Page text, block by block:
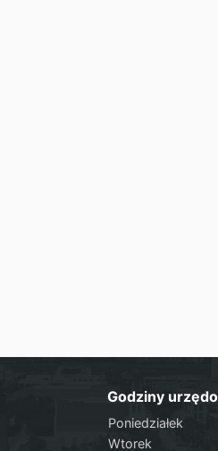
Godziny
Poniedziałek
Wtorek